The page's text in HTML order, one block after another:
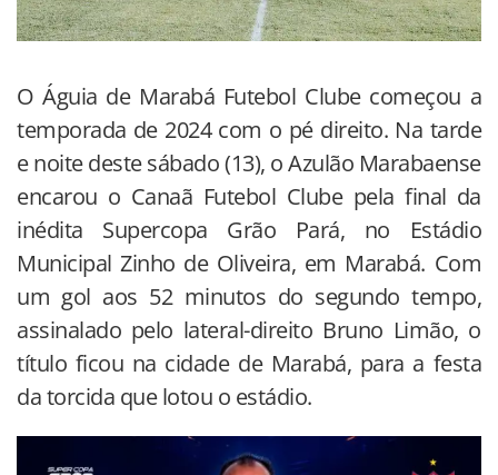
O Águia de Marabá Futebol Clube começou a
temporada de 2024 com o pé direito. Na tarde
e noite deste sábado (13), o Azulão Marabaense
encarou o Canaã Futebol Clube pela final da
inédita Supercopa Grão Pará, no Estádio
Municipal Zinho de Oliveira, em Marabá. Com
um gol aos 52 minutos do segundo tempo,
assinalado pelo lateral-direito Bruno Limão, o
título ficou na cidade de Marabá, para a festa
da torcida que lotou o estádio.